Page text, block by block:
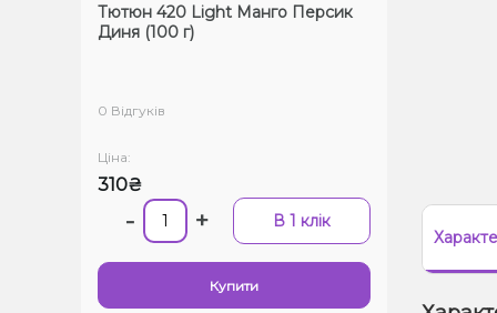
Тютюн 420 Light Манго Персик
Диня (100 г)
0 Відгуків
Ціна:
310₴
- + В 1 клік
Купити